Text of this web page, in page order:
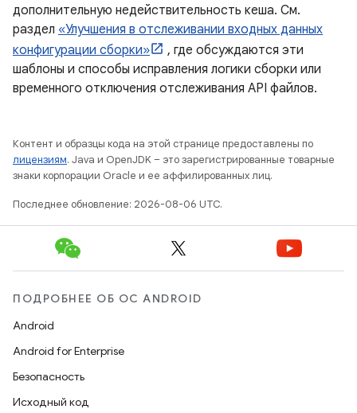
дополнительную недействительность кеша. См.
раздел «Улучшения в отслеживании входных данных
конфигурации сборки»
, где обсуждаются эти
шаблоны и способы исправления логики сборки или
временного отключения отслеживания API файлов.
Контент и образцы кода на этой странице предоставлены по
лицензиям. Java и OpenJDK – это зарегистрированные товарные
знаки корпорации Oracle и ее аффилированных лиц.
Последнее обновление: 2026-08-06 UTC.
ПОДРОБНЕЕ ОБ ОС ANDROID
Android
Android for Enterprise
Безопасность
Исходный код